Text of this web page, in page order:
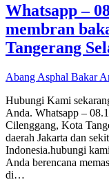
Whatsapp –
membran
Tangerang
Abang Asphal Bakar
Hubungi Kami
Anda. Whatsapp –
Cilenggang, Kota
daerah Jakarta dan
Indonesia.hubungi
Anda berencana
di…